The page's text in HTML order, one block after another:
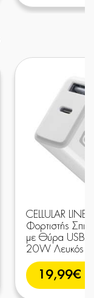
CELLULAR
Φορτιστής
με Θύρα USB-A
20W Λευκός
19,99€